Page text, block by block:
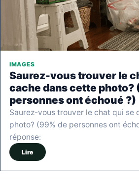
IMAGES
Saurez-vous trouver le
cache dans cette photo?
personnes ont échoué ?)
Saurez-vous trouver le chat qui se
photo? (99% de personnes ont
réponse:
Lire